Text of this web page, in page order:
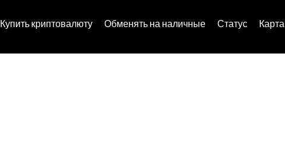
Купить криптовалюту Обменять на наличные Статус Карта